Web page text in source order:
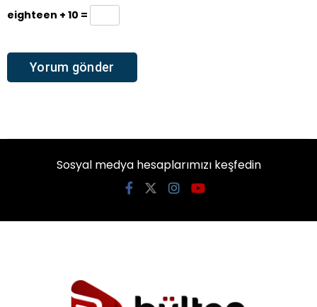
eighteen + 10 =
Sosyal medya hesaplarımızı keşfedin